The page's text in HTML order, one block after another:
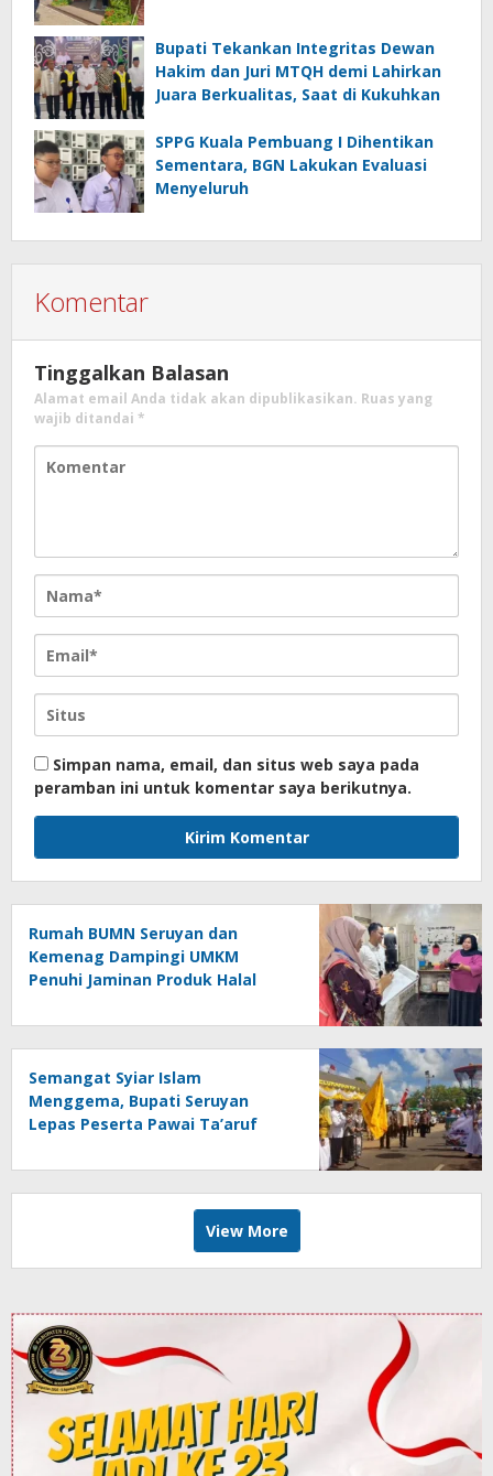
Bupati Tekankan Integritas Dewan
Hakim dan Juri MTQH demi Lahirkan
Juara Berkualitas, Saat di Kukuhkan
SPPG Kuala Pembuang I Dihentikan
Sementara, BGN Lakukan Evaluasi
Menyeluruh
Komentar
Tinggalkan Balasan
Alamat email Anda tidak akan dipublikasikan. Ruas yang
wajib ditandai *
Simpan nama, email, dan situs web saya pada
peramban ini untuk komentar saya berikutnya.
Rumah BUMN Seruyan dan
Kemenag Dampingi UMKM
Penuhi Jaminan Produk Halal
Semangat Syiar Islam
Menggema, Bupati Seruyan
Lepas Peserta Pawai Ta’aruf
View More